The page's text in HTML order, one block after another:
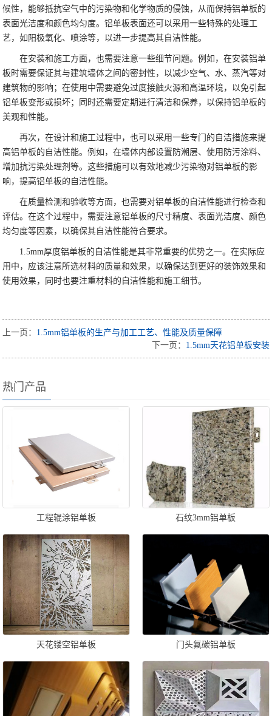
候性，能够抵抗空气中的污染物和化学物质的侵蚀，从而保持铝单板的
表面光洁度和颜色均匀度。铝单板表面还可以采用一些特殊的处理工
艺，如阳极氧化、喷涂等，以进一步提高其自洁性能。
在安装和施工方面，也需要注意一些细节问题。例如，在安装铝单
板时需要保证其与建筑墙体之间的密封性，以减少空气、水、蒸汽等对
建筑物的影响；在使用中需要避免过度接触火源和高温环境，以免引起
铝单板变形或损坏；同时还需要定期进行清洁和保养，以保持铝单板的
美观和性能。
再次，在设计和施工过程中，也可以采用一些专门的自洁措施来提
高铝单板的自洁性能。例如，在墙体内部设置防潮层、使用防污涂料、
增加抗污染处理剂等。这些措施可以有效地减少污染物对铝单板的影
响，提高铝单板的自洁性能。
在质量检测和验收等方面，也需要对铝单板的自洁性能进行检查和
评估。在这个过程中，需要注意铝单板的尺寸精度、表面光洁度、颜色
均匀度等因素，以确保其自洁性能符合要求。
1.5mm厚度铝单板的自洁性能是其非常重要的优势之一。在实际应
用中，应该注意所选材料的质量和效果，以确保达到更好的装饰效果和
使用效果，同时也要注重材料的自洁性能和施工细节。
上一页： 1.5mm铝单板的生产与加工工艺、性能及质量保障
下一页： 1.5mm天花铝单板安装
热门产品
工程辊涂铝单板 石纹3mm铝单板
天花镂空铝单板 门头氟碳铝单板